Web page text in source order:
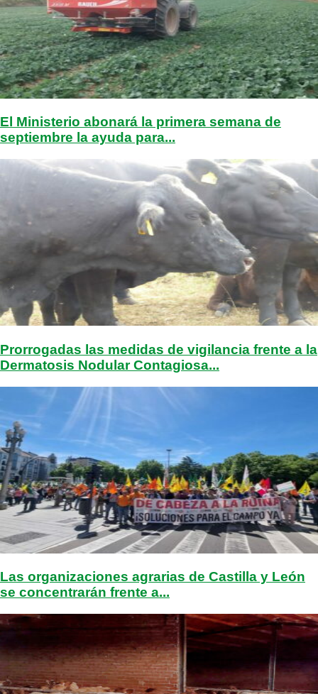
El Ministerio abonará la primera semana de
septiembre la ayuda para...
Prorrogadas las medidas de vigilancia frente a la
Dermatosis Nodular Contagiosa...
Las organizaciones agrarias de Castilla y León
se concentrarán frente a...